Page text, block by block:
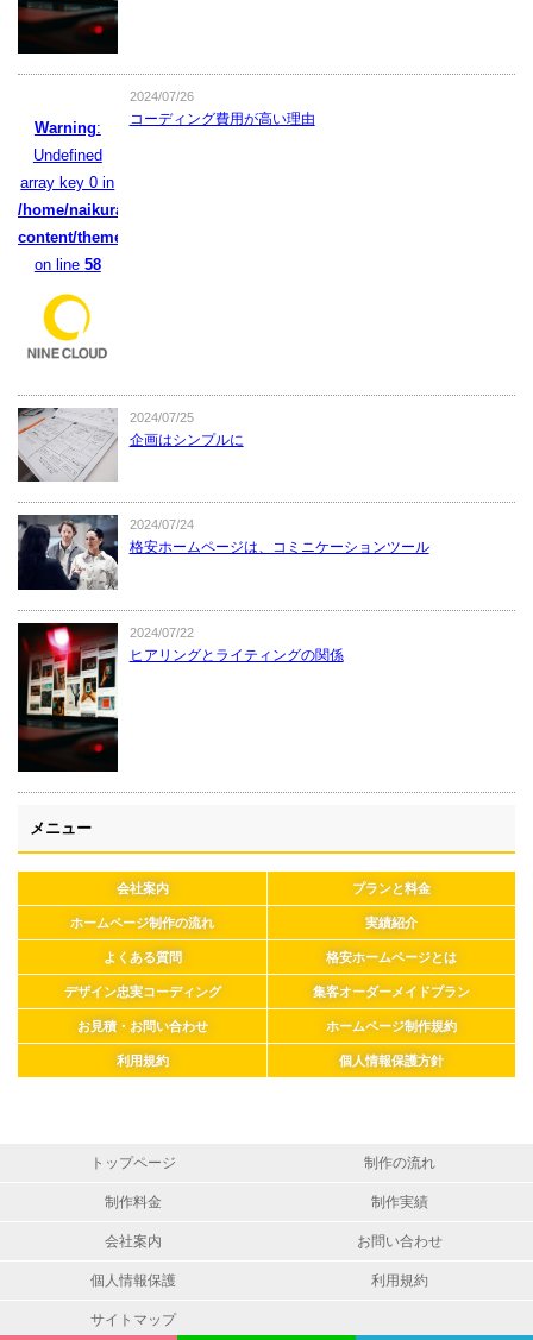
Warning:
Undefined
array key 0 in
/home/naikura/naikura.com/public_html/wpcms/wp-
content/themes/naikura/functions.php
on line 58
2024/07/26
コーディング費用が高い理由
2024/07/25
企画はシンプルに
2024/07/24
格安ホームページは、コミニケーションツール
2024/07/22
ヒアリングとライティングの関係
メニュー
会社案内 プランと料金
ホームページ制作の流れ 実績紹介
よくある質問 格安ホームページとは
デザイン忠実コーディング 集客オーダーメイドプラン
お見積・お問い合わせ ホームページ制作規約
利用規約 個人情報保護方針
トップページ 制作の流れ
制作料金 制作実績
会社案内 お問い合わせ
個人情報保護 利用規約
サイトマップ